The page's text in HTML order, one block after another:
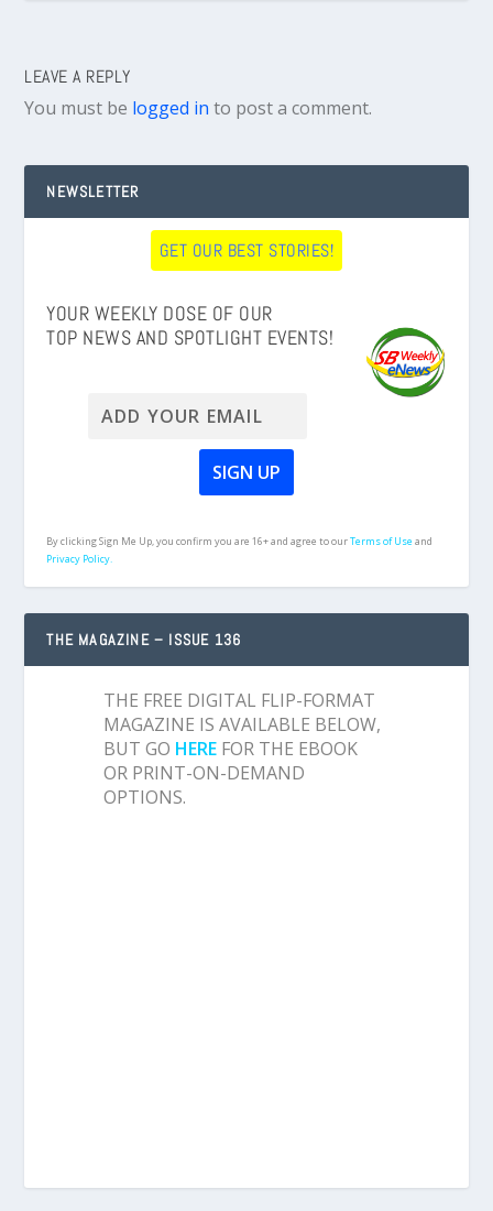
LEAVE A REPLY
You must be logged in to post a comment.
NEWSLETTER
GET OUR BEST STORIES!
YOUR WEEKLY DOSE OF OUR
TOP NEWS AND SPOTLIGHT EVENTS!
By clicking Sign Me Up, you confirm you are 16+ and agree to ourTerms of Useand
Privacy Policy.
THE MAGAZINE – ISSUE 136
THE FREE DIGITAL FLIP-FORMAT
MAGAZINE IS AVAILABLE BELOW,
BUT GO HERE FOR THE EBOOK
OR PRINT-ON-DEMAND
OPTIONS.